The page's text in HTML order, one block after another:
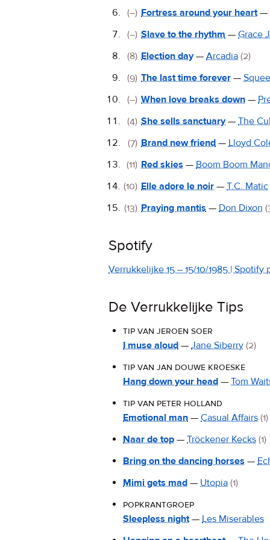
(–) Fortress around your heart—
(–) Slave to the rhythm — Grace
(8) Election day— Arcadia (2)
(9) The last time forever —
(–) When love breaks down —
(4) She sells sanctuary— The
(7) Brand new friend — Lloyd
(11) Red skies — Boom Boom
(10) Elle adore le noir — T.C. Matic
(13) Praying mantis — Don Dixon
Spotify
Verrukkelijke 15 – 15/10/1985 | Spotify
De Verrukkelijke Tips
tip van jeroen soer
I muse aloud — Jane Siberry (2)
tip van jan douwe kroeske
Hang down your head — Tom
tip van peter holland
Emotional man — Casual Affairs (1)
Naar de top — Tröckener Kecks (1)
Bring on the dancing horses —
Mimi gets mad — Utopia (1)
popkrantgroep
Sleepless night— Les Miserables